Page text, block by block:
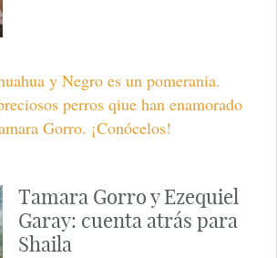
y Negro es un pomerania.
perros qiue han enamorado
Gorro. ¡Conócelos!
Tamara Gorro y Ezequiel
Garay: cuenta atrás para
Shaila